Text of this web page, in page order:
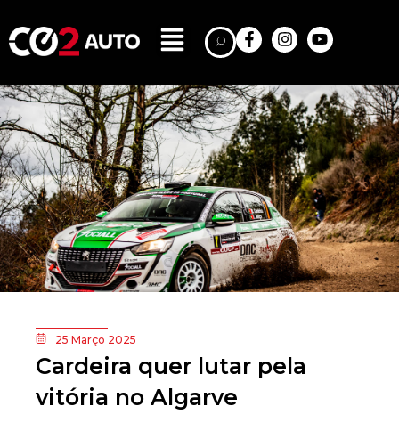
25 Março 2025
Cardeira quer lutar pela
vitória no Algarve